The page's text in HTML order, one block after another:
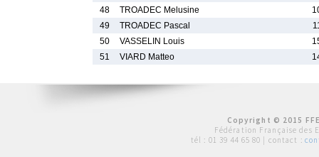
48
TROADEC Melusine
49
TROADEC Pascal
50
VASSELIN Louis
51
VIARD Matteo
Copyright © 2015
Fédération Française des
tél : 01 39 44 65 80 | contact :